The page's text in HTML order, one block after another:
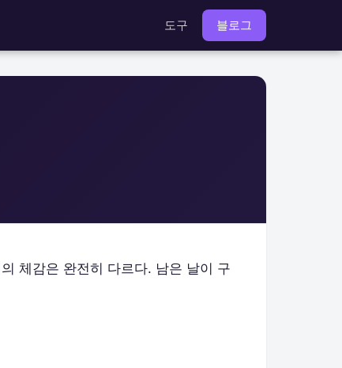
도구 블로그
체감은 완전히 다르다. 남은 날이 구